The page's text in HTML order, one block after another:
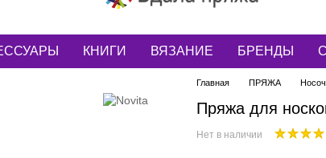
КНИГИ ВЯЗАНИЕ БРЕНДЫ
Главная ПРЯЖА
Пряжа для
Нет в наличии